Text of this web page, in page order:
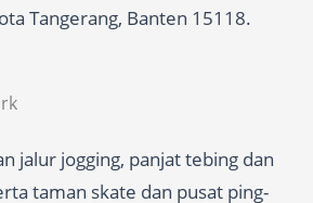
Tangerang, Banten 15118.
jalur jogging, panjat tebing dan
taman skate dan pusat ping-